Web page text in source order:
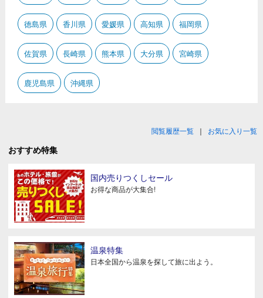
徳島県 香川県 愛媛県 高知県 福岡県
佐賀県 長崎県 熊本県 大分県 宮崎県
鹿児島県 沖縄県
閲覧履歴一覧 ｜ お気に入り一覧
おすすめ特集
国内売りつくしセール
お得な商品が大集合!
温泉特集
日本全国から温泉を探して旅に出よう。